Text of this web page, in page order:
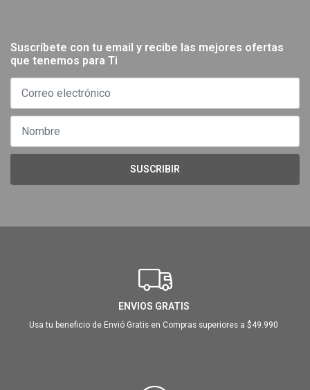
Suscríbete con tu email y recibe las mejores ofertas
que tenemos para Ti
SUSCRIBIR
ENVIOS GRATIS
Usa tu beneficio de Envió Gratis en Compras superiores a $49.990